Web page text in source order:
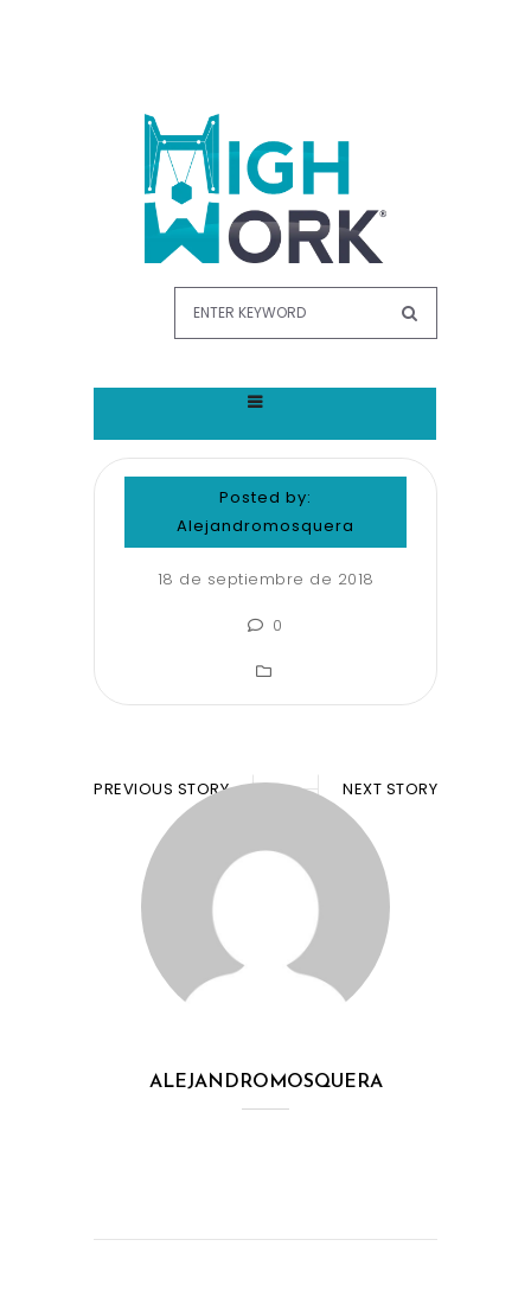
Posted by:
Alejandromosquera
18 de septiembre de 2018
0
PREVIOUS STORY NEXT STORY
ALEJANDROMOSQUERA